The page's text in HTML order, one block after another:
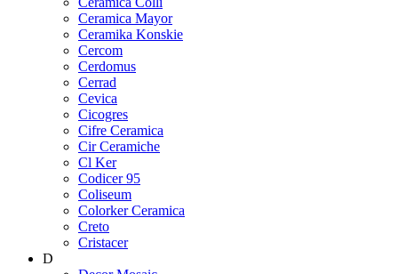
Ceramica Mayor
Ceramika Konskie
Cercom
Cerdomus
Cerrad
Cevica
Cicogres
Cifre Ceramica
Cir Ceramiche
Cl Ker
Codicer 95
Coliseum
Colorker Ceramica
Creto
Cristacer
D